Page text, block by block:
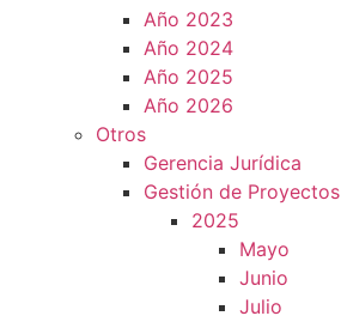
Año 2023
Año 2024
Año 2025
Año 2026
Otros
Gerencia Jurídica
Gestión de Proyectos
2025
Mayo
Junio
Julio